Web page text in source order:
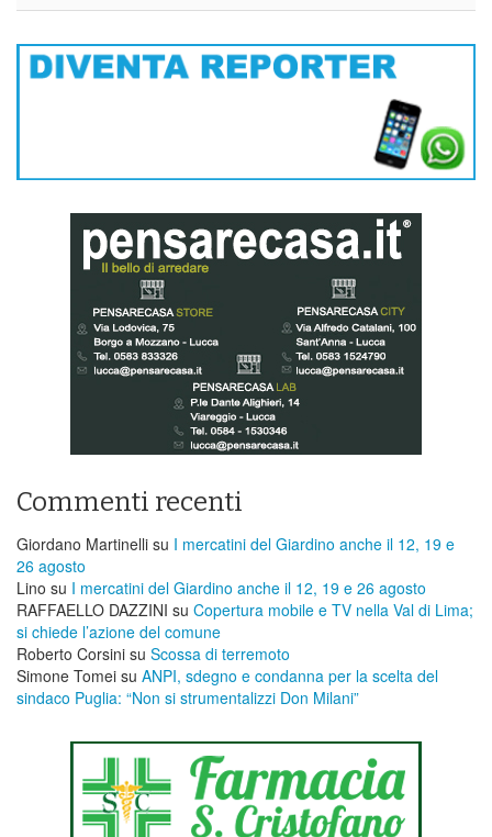
Commenti recenti
Giordano Martinelli su I mercatini del Giardino anche il 12, 19 e
26 agosto
Lino su I mercatini del Giardino anche il 12, 19 e 26 agosto
RAFFAELLO DAZZINI su ​Copertura mobile e TV nella Val di Lima;
si chiede l’azione del comune
Roberto Corsini su Scossa di terremoto
Simone Tomei su ANPI, sdegno e condanna per la scelta del
sindaco Puglia: “Non si strumentalizzi Don Milani”